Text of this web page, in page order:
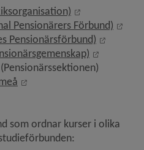
Länk till
Pensionärers Förbund)
Pensionärsförbund)
Länk till
Länk till
Länk till annan
som ordnar kurser i olika